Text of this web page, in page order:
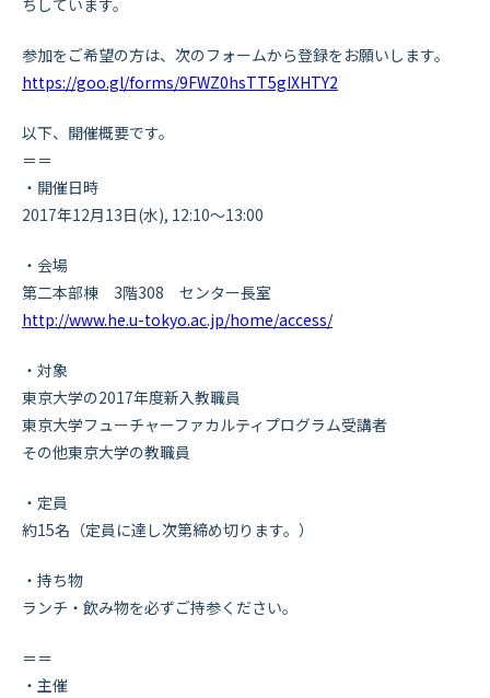
ちしています。
参加をご希望の方は、次のフォームから登録をお願いします。
https://goo.gl/forms/9FWZ0hsTT5gIXHTY2
以下、開催概要です。
＝＝
・開催日時
2017年12月13日(水), 12:10～13:00
・会場
第二本部棟 3階308 センター長室
http://www.he.u-tokyo.ac.jp/home/access/
・対象
東京大学の2017年度新入教職員
東京大学フューチャーファカルティプログラム受講者
その他東京大学の教職員
・定員
約15名（定員に達し次第締め切ります。）
・持ち物
ランチ・飲み物を必ずご持参ください。
＝＝
・主催